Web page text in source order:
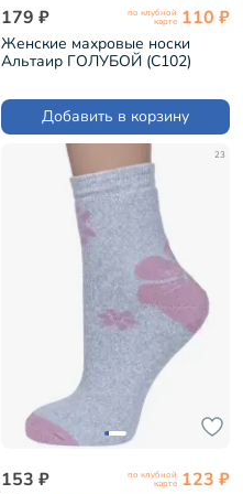
179 ₽ по клубной
карте 110 ₽
Женские махровые носки
Альтаир ГОЛУБОЙ (С102)
Добавить в корзину
23
153 ₽ по клубной
карте 123 ₽